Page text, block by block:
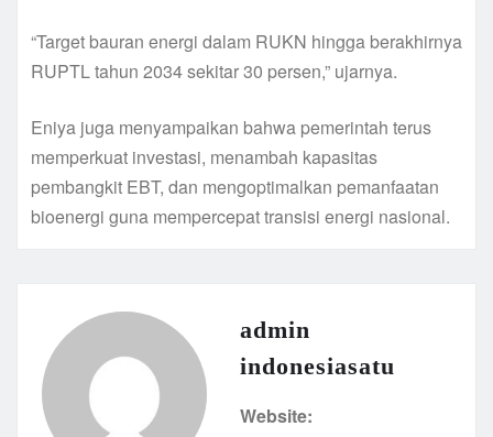
“Target bauran energi dalam RUKN hingga berakhirnya
RUPTL tahun 2034 sekitar 30 persen,” ujarnya.
Eniya juga menyampaikan bahwa pemerintah terus
memperkuat investasi, menambah kapasitas
pembangkit EBT, dan mengoptimalkan pemanfaatan
bioenergi guna mempercepat transisi energi nasional.
admin
indonesiasatu
Website: